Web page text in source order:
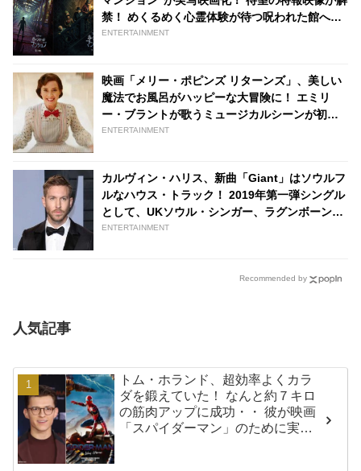
禁！ めくるめく心霊体験が待つ呪われた館へよ
うこそ・・［動画］ - tvgroove
ENTERTAINMENT
映画「メリー・ポピンズ リターンズ」、美しい
魔法でお風呂がハッピーな大冒険に！ エミリ
ー・ブラントが歌うミュージカルシーンが初公
開[映像あり] | tvgroove
ENTERTAINMENT
カルヴィン・ハリス、新曲「Giant」はソウルフ
ルなハウス・トラック！ 2019年第一弾シングル
として、UKソウル・シンガー、ラグンボーン・
マン参加の楽曲をリリース | tvgroove
ENTERTAINMENT
Recommended by
人気記事
トム・ホランド、超効率よくカラ
ダを鍛えていた！ なんと約７キロ
の筋肉アップに成功・・ 彼が映画
「スパイダーマン」のために実践